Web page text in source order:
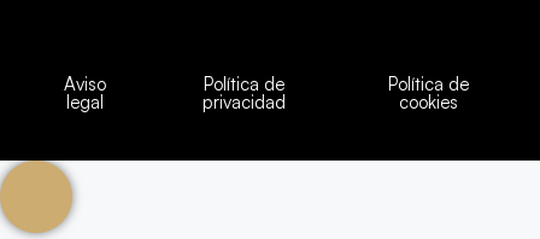
Aviso
legal
Política de
privacidad
Política de
cookies